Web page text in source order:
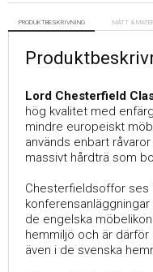
PRODUKTBESKRIVNING MÅTT &
Lord Chesterfield
hög kvalitet med
mindre europeiskt
används enbart
massivt hårdträ som
Chesterfieldsoffor ses
de engelska
hemmiljö och är
även i de svenska